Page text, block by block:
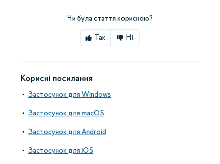
Чи була стаття корисною?
Так Ні
Корисні посилання
Застосунок для Windows
Застосунок для macOS
Застосунок для Android
Застосунок для iOS